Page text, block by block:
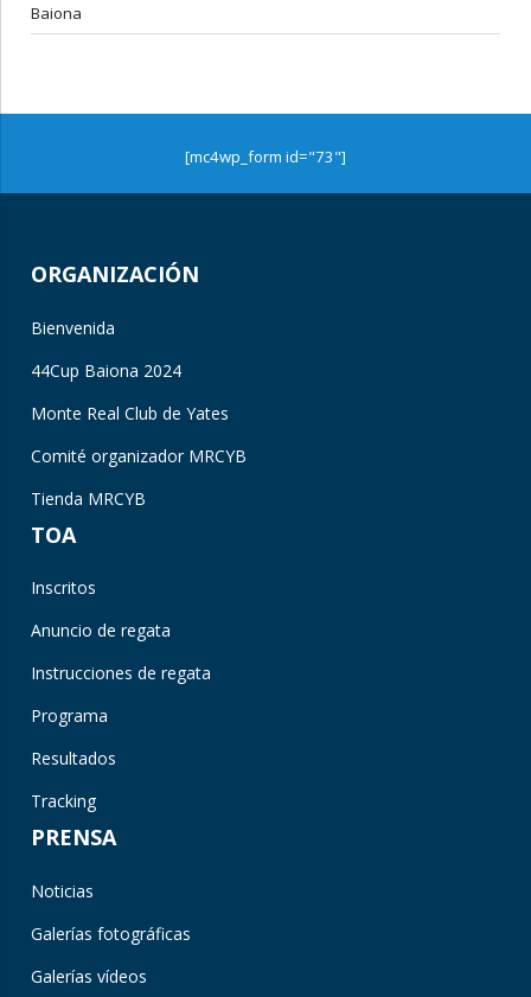
Baiona
[mc4wp_form id="73"]
ORGANIZACIÓN
Bienvenida
44Cup Baiona 2024
Monte Real Club de Yates
Comité organizador MRCYB
Tienda MRCYB
TOA
Inscritos
Anuncio de regata
Instrucciones de regata
Programa
Resultados
Tracking
PRENSA
Noticias
Galerías fotográficas
Galerías vídeos